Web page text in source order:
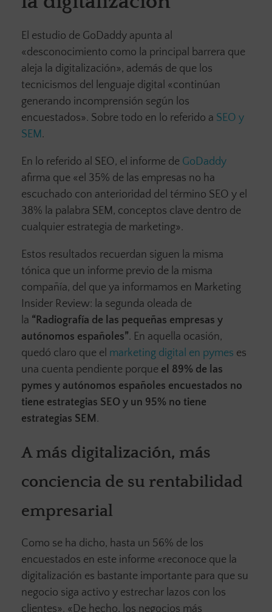
El estudio de GoDaddy apunta al
«desconocimiento como la principal barrera que
aleja la digitalización», además de que los
tecnicismos del lenguaje digital «continúan
generando incomprensión según los
encuestados». Sobre todo en lo referido a SEO y
SEM .
En lo referido al SEO, el informe de GoDaddy
afirma que «el 35% de las empresas no ha
escuchado con anterioridad del término SEO y el
38% la palabra SEM, conceptos clave dentro de
cualquier estrategia de marketing».
Estos resultados recuerdan siguen la misma
tónica que un informe previo de la misma
compañía, del que ya informamos en Marketing
Insider Review: la segunda oleada de
la “Radiografía de las pequeñas empresas y
autónomos españoles”. En aquella ocasión,
quedó claro que el marketing digital en pymes es
una cuenta pendiente porque el 89% de las
pymes y autónomos españoles encuestados no
tiene estrategias SEO y un 95% no tiene
estrategias SEM .
A más digitalización, más
conciencia de su rentabilidad
empresarial
Como se ha dicho, hasta un 56% de los
encuestados en este informe «reconoce que la
digitalización es bastante importante para que su
negocio siga activo y estrechar lazos con los
clientes». «De hecho, los negocios más